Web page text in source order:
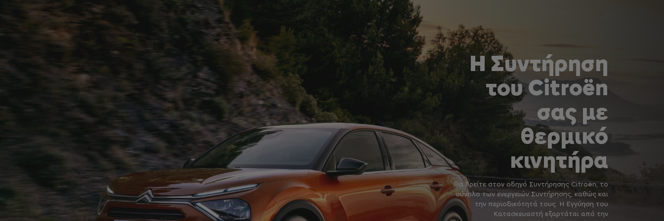
Η Συντήρηση
του Citroën
σας με
θερμικό
κινητήρα
Θα βρείτε στον οδηγό Συντήρησης Citroën, το
σύνολο των ενεργειών Συντήρησης, καθώς και
την περιοδικότητά τους. Η Εγγύηση του
Κατασκευαστή εξαρτάται από την